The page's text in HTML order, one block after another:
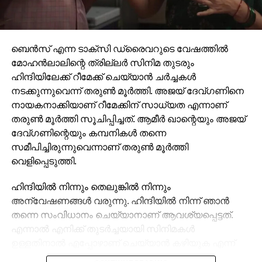
അവസാന ഘട്ടത്തിലേക്ക്
DON'T MISS
ഇംഗ്ലണ്ട് ടെസ്റ്റ്: ഗംഭീര്‍, കരുണ്‍ നായര്‍, ഹര്‍ദിക്
പാണ്ഡ്യ ടീമില്‍
ബെന്‍സ് എന്ന ടാക്സി ഡ്രൈവറുടെ വേഷത്തില്‍
മോഹന്‍ലാലിന്റെ ത്രില്ലര്‍ സിനിമ തുടരും
ഹിന്ദിയിലേക്ക് റീമേക്ക് ചെയ്യാന്‍ ചര്‍ച്ചകള്‍
നടക്കുന്നുവെന്ന് തരുണ്‍ മൂര്‍ത്തി. അജയ് ദേവ്ഗണിനെ
നായകനാക്കിയാണ് റീമേക്കിന് സാധ്യത എന്നാണ്
തരുണ്‍ മൂര്‍ത്തി സൂചിപ്പിച്ചത്. ആമീര്‍ ഖാന്റെയും അജയ്
ദേവ്ഗണിന്റെയും കമ്പനികള്‍ തന്നെ
സമീപിച്ചിരുന്നുവെന്നാണ് തരുണ്‍ മൂര്‍ത്തി
വെളിപ്പെടുത്തി.
ഹിന്ദിയില്‍ നിന്നും തെലുങ്കില്‍ നിന്നും
അന്വേഷണങ്ങള്‍ വരുന്നു. ഹിന്ദിയില്‍ നിന്ന് ഞാന്‍
തന്നെ സംവിധാനം ചെയ്യാനാണ് ആവശ്യപ്പെട്ടത്.
എന്നാല്‍ എനിക്ക് തുടര്‍ച്ചയായി സിനിമകള്‍
അറിയില്ല. അജയ് ദേവ്ഗണിനെ നായകനാക്കി